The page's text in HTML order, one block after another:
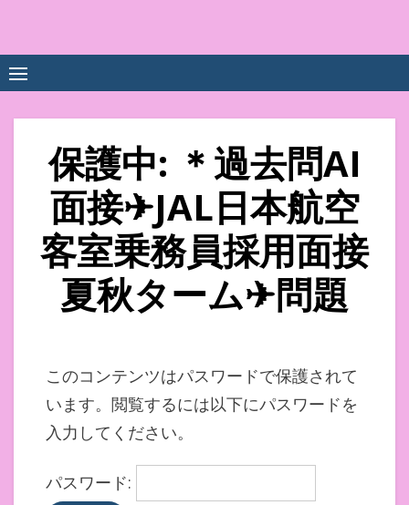
content
数UPｽｸｰﾙ
保護中: ＊過去問AI
面接✈JAL日本航空
客室乗務員採用面接
夏秋ターム✈問題
このコンテンツはパスワードで保護されて
います。閲覧するには以下にパスワードを
入力してください。
パスワード: